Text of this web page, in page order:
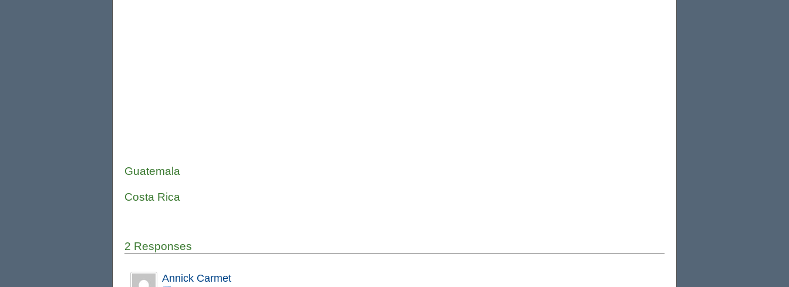
Guatemala
Costa Rica
2 Responses
Annick Carmet